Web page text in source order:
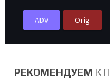
ADV Orig
РЕКОМЕНДУЕМ К